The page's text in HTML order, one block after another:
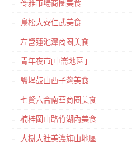
苓雅市場商圈美食
鳥松大寮仁武美食
左營蓮池潭商圈美食
青年夜市[中崙地區 ]
鹽埕鼓山西子灣美食
七賢六合南華商圈美食
楠梓岡山路竹湖內美食
大樹大社美濃旗山地區